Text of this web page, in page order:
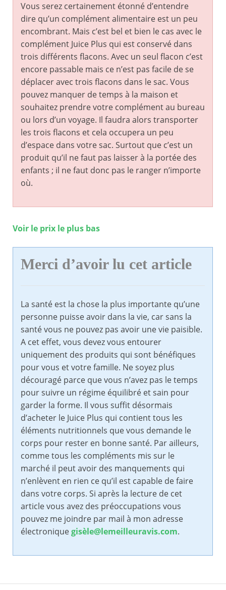
Vous serez certainement étonné d’entendre
dire qu’un complément alimentaire est un peu
encombrant. Mais c’est bel et bien le cas avec le
complément Juice Plus qui est conservé dans
trois différents flacons. Avec un seul flacon c’est
encore passable mais ce n’est pas facile de se
déplacer avec trois flacons dans le sac. Vous
pouvez manquer de temps à la maison et
souhaitez prendre votre complément au bureau
ou lors d’un voyage. Il faudra alors transporter
les trois flacons et cela occupera un peu
d’espace dans votre sac. Surtout que c’est un
produit qu’il ne faut pas laisser à la portée des
enfants ; il ne faut donc pas le ranger n’importe
où.
Voir le prix le plus bas
Merci d’avoir lu cet article
La santé est la chose la plus importante qu’une
personne puisse avoir dans la vie, car sans la
santé vous ne pouvez pas avoir une vie paisible.
A cet effet, vous devez vous entourer
uniquement des produits qui sont bénéfiques
pour vous et votre famille. Ne soyez plus
découragé parce que vous n’avez pas le temps
pour suivre un régime équilibré et sain pour
garder la forme. Il vous suffit désormais
d’acheter le Juice Plus qui contient tous les
éléments nutritionnels que vous demande le
corps pour rester en bonne santé. Par ailleurs,
comme tous les compléments mis sur le
marché il peut avoir des manquements qui
n’enlèvent en rien ce qu’il est capable de faire
dans votre corps. Si après la lecture de cet
article vous avez des préoccupations vous
pouvez me joindre par mail à mon adresse
électroniquegisèle@lemeilleuravis.com.